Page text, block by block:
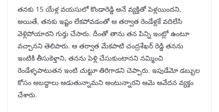
తనకు 15 యేళ్ల వయసులో కొండారెడ్డి అనే వ్యక్తితో పెళ్లయిందని,
అయితే, తనకు ఇష్టం లేకపోవడంతో ఆ తర్వాత రెండేళ్లకే వదిలేసి
వెళ్లిపోయారని గుర్తు చేసారు. దీంతో తాను తన పిన్ని ఇంట్లో ఉంటూ
వచ్చానని తెలిపారు. ఆ తర్వాత మేకపాటి చంద్రశేఖర్ రెడ్డి తనను
ఇంటికి తీసుకెళ్తాని, తనను పెళ్లి చేసుకుంటానని నమ్మించి
రెండేళ్ళపాటుతన ఇంటి చుట్టూ తిరిగాడని చెప్పారు. ఇపుడేమో డబ్బుల
కోసం అబద్ధాలు ఆడుతున్నామని అంటున్నారని ఆమె ఆవేదన వ్యక్తం
చేశారు.